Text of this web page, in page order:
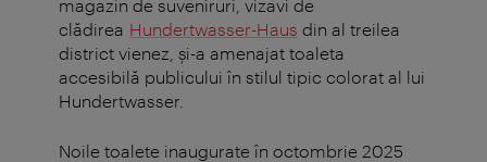
magazin de suveniruri, vizavi de
clădirea Hundertwasser-Haus din al treilea
district vienez, și-a amenajat toaleta
accesibilă publicului în stilul tipic colorat al lui
Hundertwasser.
Noile toalete inaugurate în octombrie 2025